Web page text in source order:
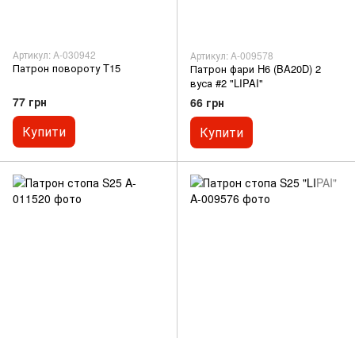
Артикул: A-030942
Патрон повороту T15
77 грн
Купити
Артикул: A-009578
Патрон фари H6 (BA20D) 2
вуса #2 "LIPAI"
66 грн
Купити